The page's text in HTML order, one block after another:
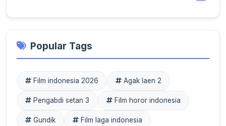
Popular Tags
Film indonesia 2026 Agak laen 2
Pengabdi setan 3 Film horor indonesia
Gundik Film laga indonesia